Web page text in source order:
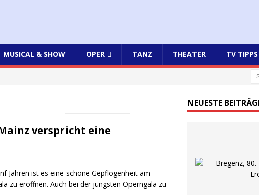
MUSICAL & SHOW OPER TANZ THEATER TV TIPPS
verspricht eine
Jahren ist es eine schöne Gepflogenheit am
zu eröffnen. Auch bei der jüngsten Operngala zu
NEUESTE